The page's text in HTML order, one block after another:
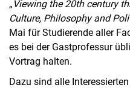
„ Viewing the 20th century
Culture, Philosophy and
Mai für Studierende aller
es bei der Gastprofessur
Vortrag halten.
Dazu sind alle